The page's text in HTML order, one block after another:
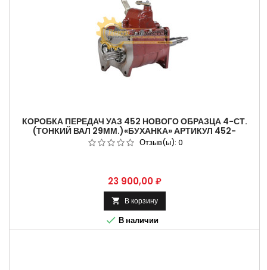
КОРОБКА ПЕРЕДАЧ УАЗ 452 НОВОГО ОБРАЗЦА 4-СТ.
(ТОНКИЙ ВАЛ 29ММ.)«БУХАНКА» АРТИКУЛ 452-
1700010-10, 452-1700010-11.
Отзыв(ы): 0
Цена
23 900,00 ₽
 В корзину
 В наличии